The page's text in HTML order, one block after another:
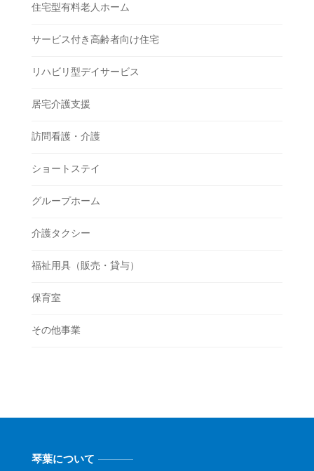
住宅型有料老人ホーム
サービス付き高齢者向け住宅
リハビリ型デイサービス
居宅介護支援
訪問看護・介護
ショートステイ
グループホーム
介護タクシー
福祉用具（販売・貸与）
保育室
その他事業
琴葉について